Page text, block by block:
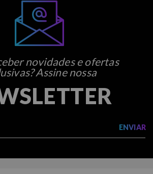
novidades e ofertas
Assine nossa
ENVIAR